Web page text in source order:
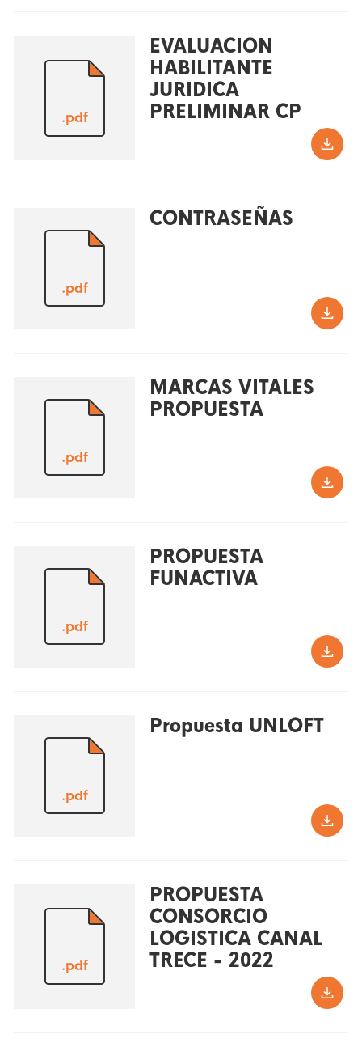
.pdf
EVALUACION
HABILITANTE
JURIDICA
PRELIMINAR CP
.pdf
CONTRASEÑAS
.pdf
MARCAS VITALES
PROPUESTA
.pdf
PROPUESTA
FUNACTIVA
.pdf
Propuesta UNLOFT
.pdf
PROPUESTA
CONSORCIO
LOGISTICA CANAL
TRECE - 2022